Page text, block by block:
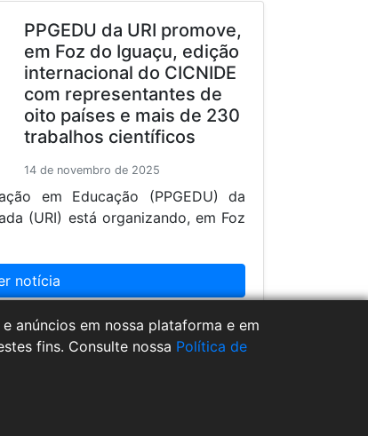
PPGEDU da URI promove,
em Foz do Iguaçu, edição
internacional do CICNIDE
com representantes de
oito países e mais de 230
trabalhos científicos
14 de novembro de 2025
em Educação (PPGEDU) da
(URI) está organizando, em Foz
notícia
anúncios em nossa plataforma e em
fins. Consulte nossa Política de